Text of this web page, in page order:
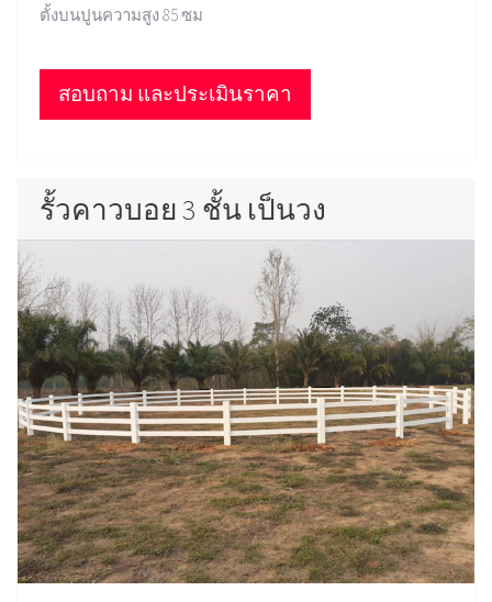
ตั้งบนปูนความสูง 85 ซม
สอบถาม และประเมินราคา
รั้วคาวบอย 3 ชั้น เป็นวง